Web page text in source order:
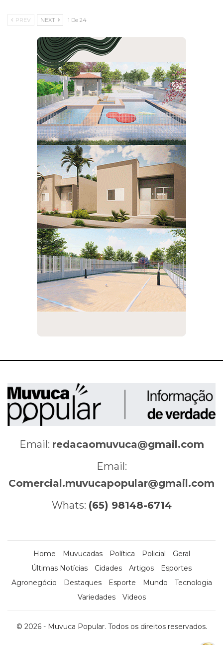
PREV NEXT 1 De 24
Email: redacaomuvuca@gmail.com
Email:
Comercial.muvucapopular@gmail.com
Whats: (65) 98148-6714
Home Muvucadas Política Policial
Geral
Últimas Notícias
Cidades Artigos
Esportes
Agronegócio
Destaques Esporte Mundo
Tecnologia
Variedades
Videos
© 2026 - Muvuca Popular. Todos os direitos reservados.